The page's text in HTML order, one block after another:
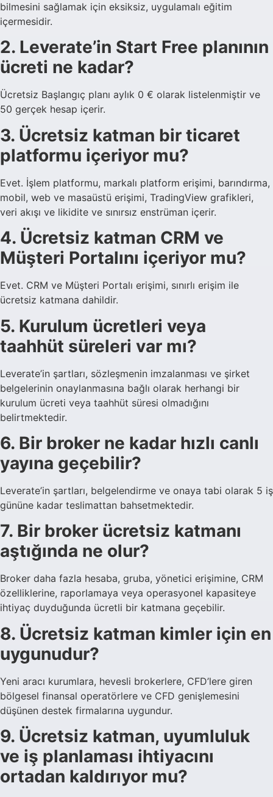
bilmesini sağlamak için eksiksiz, uygulamalı eğitim
içermesidir.
2. Leverate’in Start Free planının
ücreti ne kadar?
Ücretsiz Başlangıç planı aylık 0 € olarak listelenmiştir ve
50 gerçek hesap içerir.
3. Ücretsiz katman bir ticaret
platformu içeriyor mu?
Evet. İşlem platformu, markalı platform erişimi, barındırma,
mobil, web ve masaüstü erişimi, TradingView grafikleri,
veri akışı ve likidite ve sınırsız enstrüman içerir.
4. Ücretsiz katman CRM ve
Müşteri Portalını içeriyor mu?
Evet. CRM ve Müşteri Portalı erişimi, sınırlı erişim ile
ücretsiz katmana dahildir.
5. Kurulum ücretleri veya
taahhüt süreleri var mı?
Leverate’in şartları, sözleşmenin imzalanması ve şirket
belgelerinin onaylanmasına bağlı olarak herhangi bir
kurulum ücreti veya taahhüt süresi olmadığını
belirtmektedir.
6. Bir broker ne kadar hızlı canlı
yayına geçebilir?
Leverate’in şartları, belgelendirme ve onaya tabi olarak 5 iş
gününe kadar teslimattan bahsetmektedir.
7. Bir broker ücretsiz katmanı
aştığında ne olur?
Broker daha fazla hesaba, gruba, yönetici erişimine, CRM
özelliklerine, raporlamaya veya operasyonel kapasiteye
ihtiyaç duyduğunda ücretli bir katmana geçebilir.
8. Ücretsiz katman kimler için en
uygunudur?
Yeni aracı kurumlara, hevesli brokerlere, CFD’lere giren
bölgesel finansal operatörlere ve CFD genişlemesini
düşünen destek firmalarına uygundur.
9. Ücretsiz katman, uyumluluk
ve iş planlaması ihtiyacını
ortadan kaldırıyor mu?